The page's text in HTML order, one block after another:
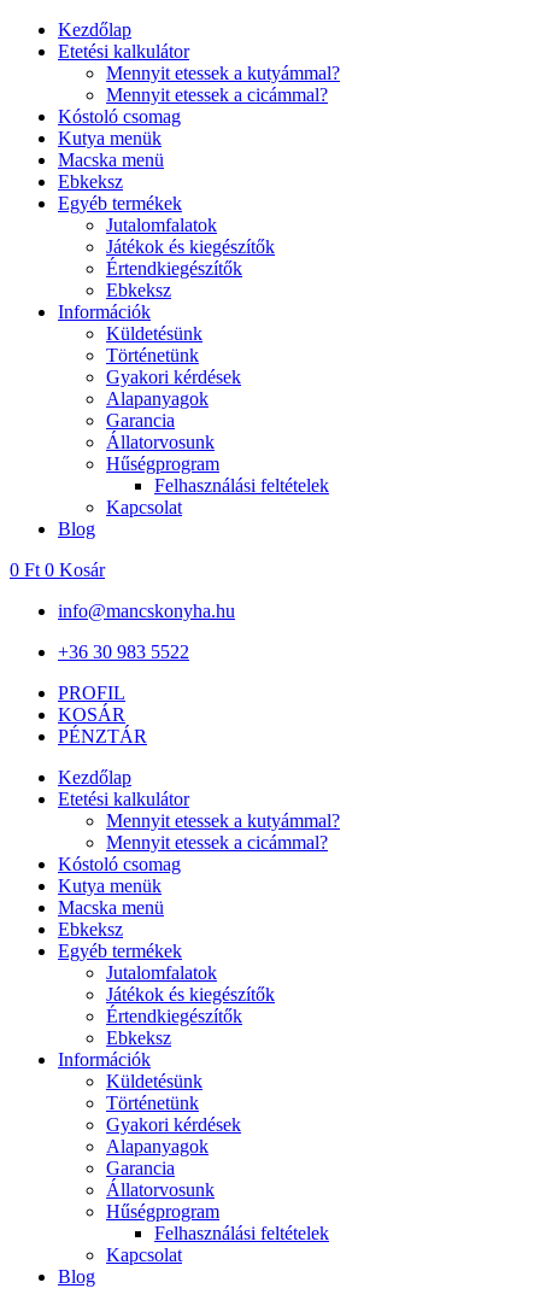
Kezdőlap
Etetési kalkulátor
Mennyit etessek a kutyámmal?
Mennyit etessek a cicámmal?
Kóstoló csomag
Kutya menük
Macska menü
Ebkeksz
Egyéb termékek
Jutalomfalatok
Játékok és kiegészítők
Értendkiegészítők
Ebkeksz
Információk
Küldetésünk
Történetünk
Gyakori kérdések
Alapanyagok
Garancia
Állatorvosunk
Hűségprogram
Felhasználási feltételek
Kapcsolat
Blog
0 Ft 0 Kosár
info@mancskonyha.hu
+36 30 983 5522
PROFIL
KOSÁR
PÉNZTÁR
Kezdőlap
Etetési kalkulátor
Mennyit etessek a kutyámmal?
Mennyit etessek a cicámmal?
Kóstoló csomag
Kutya menük
Macska menü
Ebkeksz
Egyéb termékek
Jutalomfalatok
Játékok és kiegészítők
Értendkiegészítők
Ebkeksz
Információk
Küldetésünk
Történetünk
Gyakori kérdések
Alapanyagok
Garancia
Állatorvosunk
Hűségprogram
Felhasználási feltételek
Kapcsolat
Blog